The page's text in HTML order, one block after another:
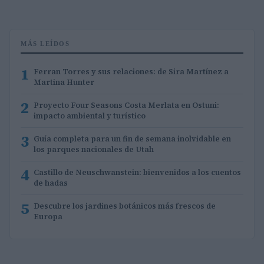
MÁS LEÍDOS
1 Ferran Torres y sus relaciones: de Sira Martínez a
Martina Hunter
2 Proyecto Four Seasons Costa Merlata en Ostuni:
impacto ambiental y turístico
3 Guía completa para un fin de semana inolvidable en
los parques nacionales de Utah
4 Castillo de Neuschwanstein: bienvenidos a los cuentos
de hadas
5 Descubre los jardines botánicos más frescos de
Europa